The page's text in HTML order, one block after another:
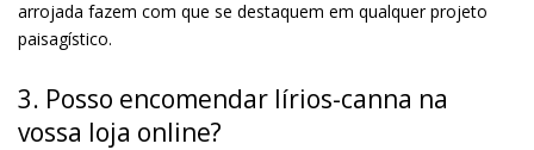
arrojada fazem com que se destaquem em qualquer projeto
paisagístico.
3. Posso encomendar lírios-canna na
vossa loja online?